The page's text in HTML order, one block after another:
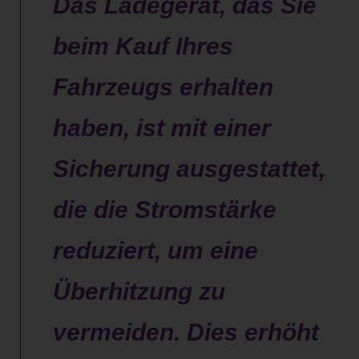
beim Kauf Ihres
Fahrzeugs erhalten
haben, ist mit einer
Sicherung ausgestattet,
die die Stromstärke
reduziert, um eine
Überhitzung zu
vermeiden. Dies erhöht